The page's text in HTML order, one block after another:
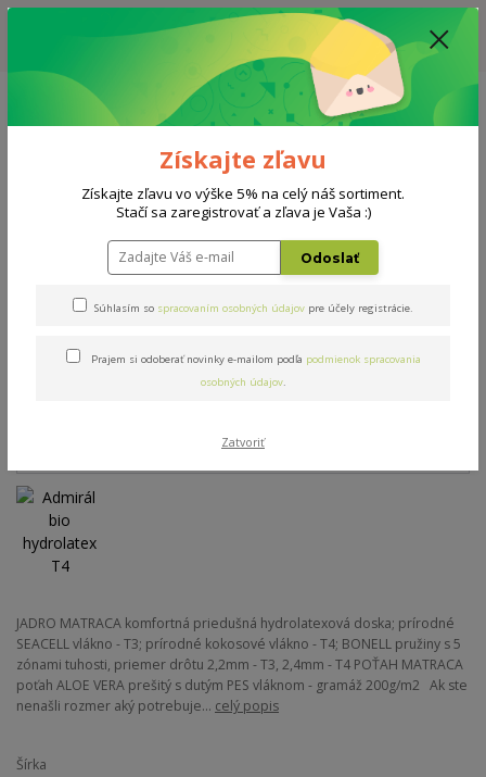
ZĽAVA: VŠETKY VYSTAVENÉ POSTELE ZA 400€ - CENA MATRACU A ROŠTU
PODĽA VÝBERU / DODACIA LEHOTA JE AKTUÁLNE 10-15 PRACOVNÝCH
Menu
0908 777 700 Po-So: 10-18 hod.
0
Matrace Admirál bio hydrolatex T4 90x200cm
Admirál bio hydrolatex T4
90x200cm
JADRO MATRACA komfortná priedušná hydrolatexová doska; prírodné
SEACELL vlákno - T3; prírodné kokosové vlákno - T4; BONELL pružiny s 5
zónami tuhosti, priemer drôtu 2,2mm - T3, 2,4mm - T4 POŤAH MATRACA
poťah ALOE VERA prešitý s dutým PES vláknom - gramáž 200g/m2 Ak ste
nenašli rozmer aký potrebuje... celý popis
Šírka
Získajte zľavu
Získajte zľavu vo výške 5% na celý náš sortiment.
Stačí sa zaregistrovať a zľava je Vaša :)
Odoslať
Súhlasím so spracovaním osobných údajov pre účely registrácie.
Prajem si odoberať novinky e-mailom podľa podmienok spracovania
osobných údajov.
Zatvoriť